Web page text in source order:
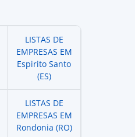
LISTAS DE
EMPRESAS EM
Espirito Santo
(ES)
LISTAS DE
EMPRESAS EM
Rondonia (RO)